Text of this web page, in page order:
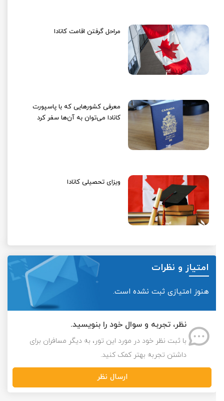
مراحل گرفتن اقامت کانادا
معرفی کشورهایی که با پاسپورت
کانادا می‌توان به آن‌ها سفر کرد
ویزای تحصیلی کانادا
امتیاز و نظرات
هنوز امتیازی ثبت نشده است.
نظر، تجربه و سوال خود را بنویسید.
با ثبت نظر خود در مورد این تور، به دیگر مسافران برای
داشتن تجربه بهتر کمک کنید.
ارسال نظر